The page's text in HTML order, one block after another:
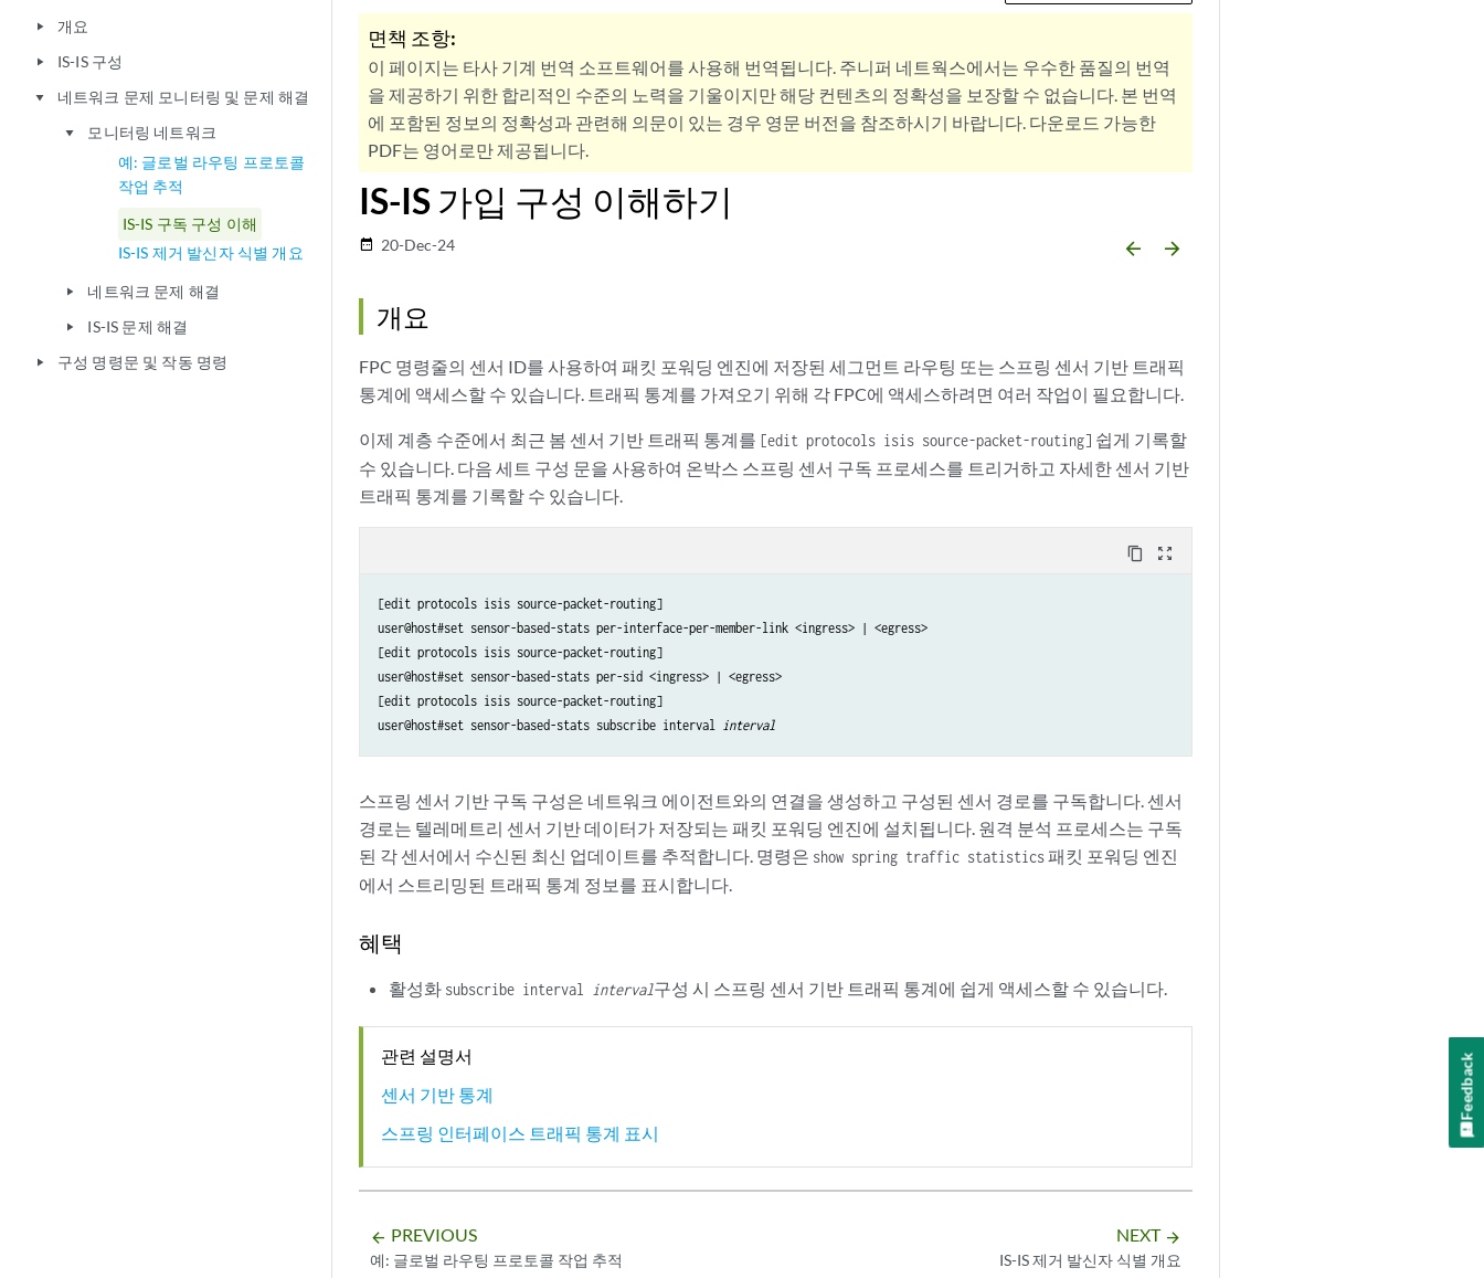
play_arrow 개요
play_arrow IS-IS 구성
play_arrow 네트워크 문제 모니터링 및 문제 해결
play_arrow
모니터링 네트워크
예: 글로벌 라우팅 프로토콜
작업 추적
IS-IS 구독 구성 이해
IS-IS 제거 발신자 식별 개요
play_arrow 네트워크 문제 해결
play_arrow IS-IS 문제 해결
play_arrow 구성 명령문 및 작동 명령
면책 조항:
이 페이지는 타사 기계 번역 소프트웨어를 사용해 번역됩니다. 주니퍼 네트웍스에서는 우수한 품질의 번역
을 제공하기 위한 합리적인 수준의 노력을 기울이지만 해당 컨텐츠의 정확성을 보장할 수 없습니다. 본 번역
에 포함된 정보의 정확성과 관련해 의문이 있는 경우 영문 버전을 참조하시기 바랍니다. 다운로드 가능한
PDF는 영어로만 제공됩니다.
IS-IS 가입 구성 이해하기
date_range 20-Dec-24 arrow_backward arrow_forward
개요
FPC 명령줄의 센서 ID를 사용하여 패킷 포워딩 엔진에 저장된 세그먼트 라우팅 또는 스프링 센서 기반 트래픽
통계에 액세스할 수 있습니다. 트래픽 통계를 가져오기 위해 각 FPC에 액세스하려면 여러 작업이 필요합니다.
이제 계층 수준에서 최근 봄 센서 기반 트래픽 통계를 [edit protocols isis source-packet-routing] 쉽게 기록할
수 있습니다. 다음 세트 구성 문을 사용하여 온박스 스프링 센서 구독 프로세스를 트리거하고 자세한 센서 기반
트래픽 통계를 기록할 수 있습니다.
content_copy zoom_out_map
[edit protocols isis source-packet-routing]
user@host#set sensor-based-stats per-interface-per-member-link <ingress> | <egress>
[edit protocols isis source-packet-routing]
user@host#set sensor-based-stats per-sid <ingress> | <egress>
[edit protocols isis source-packet-routing]
user@host#set sensor-based-stats subscribe interval interval
스프링 센서 기반 구독 구성은 네트워크 에이전트와의 연결을 생성하고 구성된 센서 경로를 구독합니다. 센서
경로는 텔레메트리 센서 기반 데이터가 저장되는 패킷 포워딩 엔진에 설치됩니다. 원격 분석 프로세스는 구독
된 각 센서에서 수신된 최신 업데이트를 추적합니다. 명령은 show spring traffic statistics패킷 포워딩 엔진
에서 스트리밍된 트래픽 통계 정보를 표시합니다.
혜택
활성화 subscribe interval interval구성 시 스프링 센서 기반 트래픽 통계에 쉽게 액세스할 수 있습니다.
관련 설명서
센서 기반 통계
스프링 인터페이스 트래픽 통계 표시
arrow_backward PREVIOUS
예: 글로벌 라우팅 프로토콜 작업 추적
NEXT arrow_forward
IS-IS 제거 발신자 식별 개요
Feedback